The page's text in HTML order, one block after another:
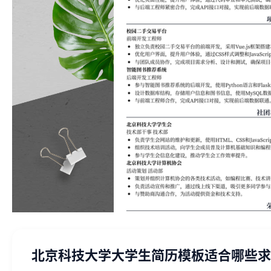
北京科技大学大学生简历模板适合哪些